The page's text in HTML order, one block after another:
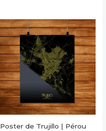
25,90 €
à
65,90 €
Poster de Trujillo | Pérou